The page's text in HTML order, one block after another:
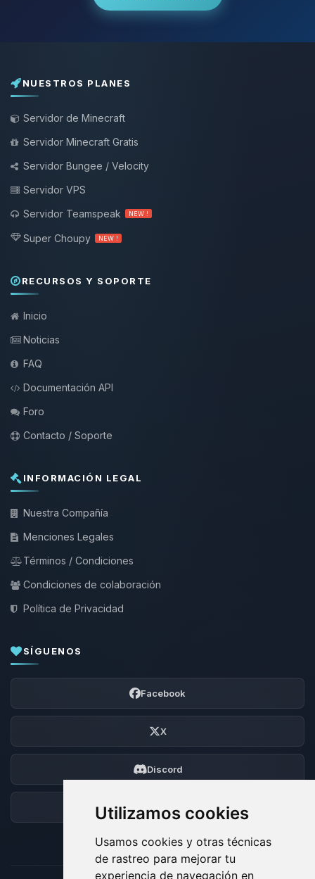
Utilizamos cookies
Usamos cookies y otras técnicas
de rastreo para mejorar tu
experiencia de navegación en
NUESTROS PLANES
Servidor de Minecraft
Servidor Minecraft Gratis
Servidor Bungee / Velocity
Servidor VPS
Servidor Teamspeak
NEW !
Super Choupy NEW !
RECURSOS Y SOPORTE
Inicio
Noticias
FAQ
Documentación API
Foro
Contacto / Soporte
INFORMACIÓN LEGAL
Nuestra Compañía
Menciones Legales
Términos / Condiciones
Condiciones de colaboración
Política de Privacidad
SÍGUENOS
Facebook
X
Discord
Foro